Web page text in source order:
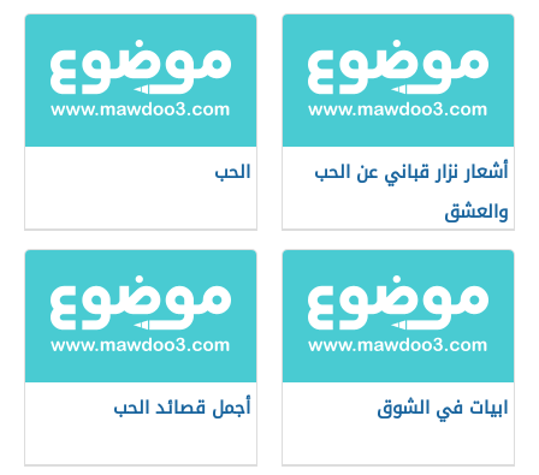
أشعار نزار قباني عن الحب
والعشق
الحب
ابيات في الشوق أجمل قصائد الحب